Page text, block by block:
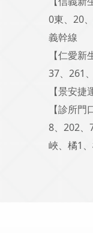
0東、20
義幹線
【仁愛新
37、261
【景安捷
【診所
8、202、
峽、橘1